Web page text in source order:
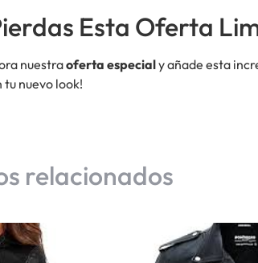
Esta Oferta
nuestraoferta especialy añade esta
nuevo look!
relacionados